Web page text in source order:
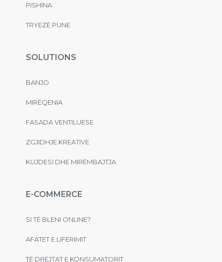
PISHINA
TRYEZË PUNE
SOLUTIONS
BANJO
MIRËQENIA
FASADA VENTILUESE
ZGJIDHJE KREATIVE
KUJDESI DHE MIRËMBAJTJA
E-COMMERCE
SI TË BLENI ONLINE?
AFATET E LIFERIMIT
TË DREJTAT E KONSUMATORIT